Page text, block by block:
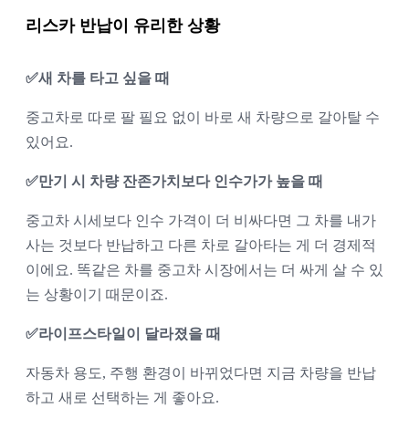
리스카 반납이 유리한 상황
✅새 차를 타고 싶을 때
중고차로 따로 팔 필요 없이 바로 새 차량으로 갈아탈 수
있어요.
✅만기 시 차량 잔존가치보다 인수가가 높을 때
중고차 시세보다 인수 가격이 더 비싸다면 그 차를 내가
사는 것보다 반납하고 다른 차로 갈아타는 게 더 경제적
이에요. 똑같은 차를 중고차 시장에서는 더 싸게 살 수 있
는 상황이기 때문이죠.
✅라이프스타일이 달라졌을 때
자동차 용도, 주행 환경이 바뀌었다면 지금 차량을 반납
하고 새로 선택하는 게 좋아요.